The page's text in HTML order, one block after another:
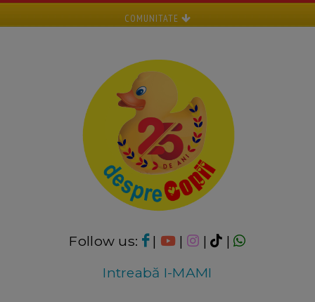
COMUNITATE
Follow us: | | |
|
Intreabă I-MAMI